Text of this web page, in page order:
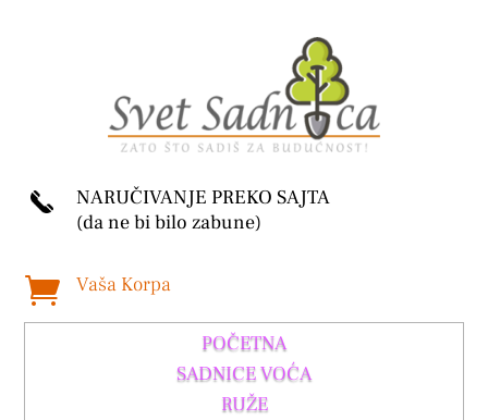
NARUČIVANJE PREKO SAJTA
(da ne bi bilo zabune)
 Vaša Korpa
POČETNA
SADNICE VOĆA
RUŽE